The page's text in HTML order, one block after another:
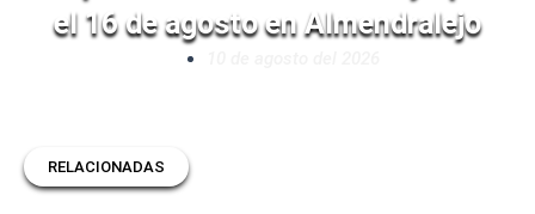
el 16 de agosto en Almendralejo
RELACIONADAS